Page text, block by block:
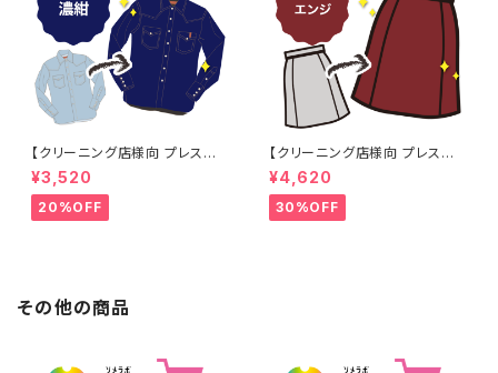
【クリーニング店様向 プレス加
工なし】綿100% 濃紺染め シャ
ツ 【元色：紺(Navy) - 色あせあ
り】 -染め直し[ネイビー - Nav
y]403-0116
¥3,520
20%OFF
【クリーニング店様向 プレス加
工なし】綿100% エンジ染め ス
カート 【元色：白 - 汚れあり】 -
染め直し[臙脂 - ワインレッド -
くすんだ深みのある赤]403-01
¥4,620
30%OFF
その他の商品